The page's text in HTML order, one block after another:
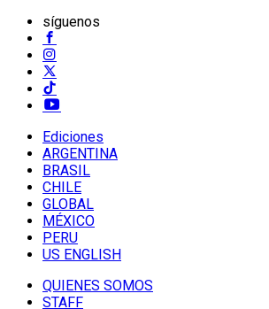
síguenos
Ediciones
ARGENTINA
BRASIL
CHILE
GLOBAL
MÉXICO
PERU
US ENGLISH
QUIENES SOMOS
STAFF